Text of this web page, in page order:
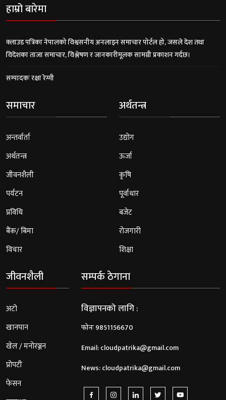
हाम्रो बारेमा
क्लाउड पत्रिका नेपालको विश्वसनीय अनलाइन समाचार पोर्टल हो, जसले देश तथा
विदेशका ताजा समाचार, विश्लेषण र जानकारीमूलक सामग्री प्रकाशन गर्दछ।
सम्पादकः रक्षा रेग्मी
समाचार
अन्तर्वार्ता
अर्थतन्त्र
जीवनशैली
पर्यटन
प्रविधि
बैंक/ बिमा
विचार
अर्थतन्त्र
उद्योग
ऊर्जा
कृषि
पूर्वाधार
बजेट
रोजगारी
शिक्षा
जीवनशैली
अटो
खानपान
खेल / मनोरञ्जन
प्रोपटी
फेसन
सम्पर्क ठेगाना
विज्ञापनको लागि :
फोनः 9851156670
Email:cloudpatrika@gmail.com
News:cloudpatrika@gmail.com